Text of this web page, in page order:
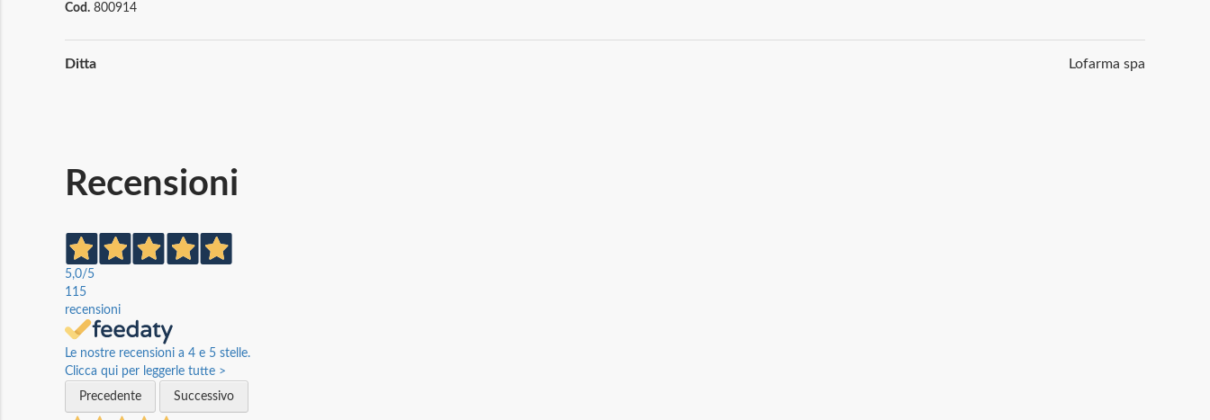
Cod. 800914
Informazioni
Ditta Lofarma spa
Recensioni
5,0/5
115
recensioni
Le nostre recensioni a 4 e 5 stelle.
Clicca qui per leggerle tutte >
Precedente
Successivo